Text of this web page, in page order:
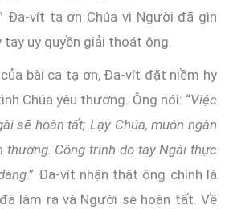
Đa-vít tạ ơn Chúa vì Người đã gìn
uy quyền giải thoát ông.
bài ca tạ ơn, Đa-vít đặt niềm hy
Chúa yêu thương. Ông nói: “Việc
sẽ hoàn tất; Lạy Chúa, muôn ngàn
thương. Công trình do tay Ngài thực
.” Đa-vít nhận thật ông chính là
làm ra và Người sẽ hoàn tất. Về